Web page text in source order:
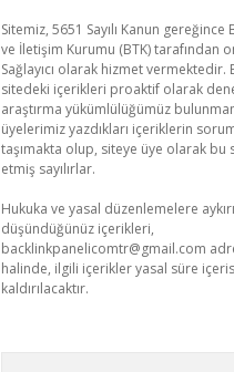
Sitemiz, 5651 Sayılı Kanun
ve İletişim Kurumu (BTK) tarafından
Sağlayıcı olarak hizmet vermektedir.
sitedeki içerikleri proaktif olarak
araştırma yükümlülüğümüz
üyelerimiz yazdıkları içeriklerin
taşımakta olup, siteye üye olarak bu
etmiş sayılırlar.
Hukuka ve yasal düzenlemelere
düşündüğünüz içerikleri,
backlinkpanelicomtr@gmail.com
halinde, ilgili içerikler yasal süre
kaldırılacaktır.